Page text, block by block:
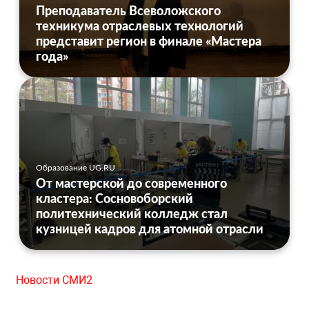
Преподаватель Всеволожского
техникума отраслевых технологий
представит регион в финале «Мастера
года»
Образование UG.RU
От мастерской до современного
кластера: Сосновоборский
политехнический колледж стал
кузницей кадров для атомной отрасли
Новости СМИ2